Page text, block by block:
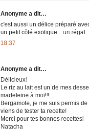
Anonyme a dit…
c'est aussi un délice préparé
un petit côté exotique... un régal
18:37
Anonyme a dit…
Délicieux!
Le riz au lait est un de mes
madeleine à moi!!!
Bergamote, je me suis permis
viens de tester ta recette!
Merci pour tes bonnes recettes!
Natacha